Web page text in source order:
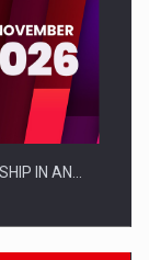
IN AN…